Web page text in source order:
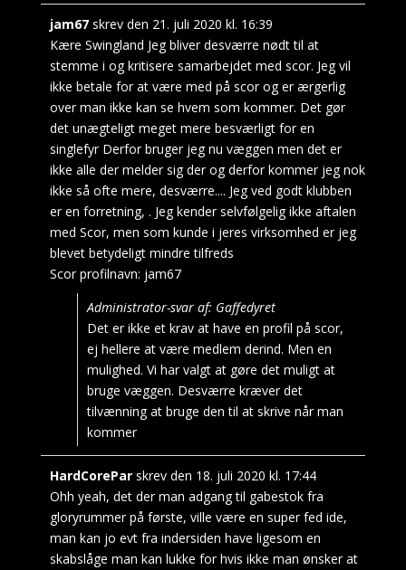
jam67 skrev den 21. juli 2020 kl. 16:39
Kære Swingland Jeg bliver desværre nødt til at
stemme i og kritisere samarbejdet med scor. Jeg vil
ikke betale for at være med på scor og er ærgerlig
over man ikke kan se hvem som kommer. Det gør
det unægteligt meget mere besværligt for en
singlefyr Derfor bruger jeg nu væggen men det er
ikke alle der melder sig der og derfor kommer jeg nok
ikke så ofte mere, desværre.... Jeg ved godt klubben
er en forretning, . Jeg kender selvfølgelig ikke aftalen
med Scor, men som kunde i jeres virksomhed er jeg
blevet betydeligt mindre tilfreds
Scor profilnavn: jam67
Administrator-svar af: Gaffedyret
Det er ikke et krav at have en profil på scor,
ej hellere at være medlem derind. Men en
mulighed. Vi har valgt at gøre det muligt at
bruge væggen. Desværre kræver det
tilvænning at bruge den til at skrive når man
kommer
HardCorePar skrev den 18. juli 2020 kl. 17:44
Ohh yeah, det der man adgang til gabestok fra
gloryrummer på første, ville være en super fed ide,
man kan jo evt fra indersiden have ligesom en
skabslåge man kan lukke for hvis ikke man ønsker at